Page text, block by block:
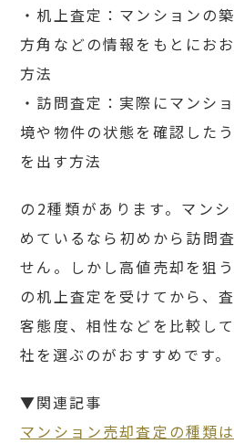
・机上査定：マンションの
方角などの情報をもとにお
方法
・訪問査定：実際にマンシ
境や物件の状態を確認した
を出す方法
の2種類があります。マン
めているなら初めから訪問
せん。しかし高値売却を狙
の机上査定を受けてから、
客態度、相性などを比較し
社を選ぶのがおすすめです。
▼関連記事
マンション売却査定の種類